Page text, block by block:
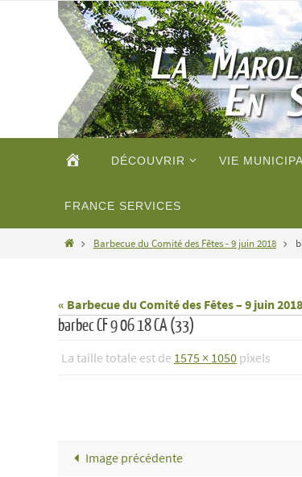
ACCUEILDÉCOUVRIR VIE
FRANCE SERVICES
HomeBarbecue du Comité des Fêtes - 9 juin 2018
« Barbecue du Comité des Fêtes – 9 juin 2018
barbec CF 9 06 18 CA (33)
La taille totale est de 1575 × 1050 pixels
Image précédente